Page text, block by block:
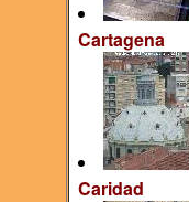
Cartagena
Caridad